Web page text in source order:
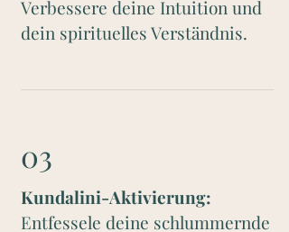
Verbessere deine Intuition und
dein spirituelles Verständnis.
03
Kundalini-Aktivierung:
Entfessele deine schlummernde